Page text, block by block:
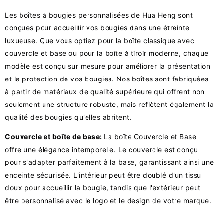
Les boîtes à bougies personnalisées de Hua Heng sont
conçues pour accueillir vos bougies dans une étreinte
luxueuse. Que vous optiez pour la boîte classique avec
couvercle et base ou pour la boîte à tiroir moderne, chaque
modèle est conçu sur mesure pour améliorer la présentation
et la protection de vos bougies. Nos boîtes sont fabriquées
à partir de matériaux de qualité supérieure qui offrent non
seulement une structure robuste, mais reflètent également la
qualité des bougies qu'elles abritent.
Couvercle et boîte de base: La boîte Couvercle et Base
offre une élégance intemporelle. Le couvercle est conçu
pour s'adapter parfaitement à la base, garantissant ainsi une
enceinte sécurisée. L'intérieur peut être doublé d'un tissu
doux pour accueillir la bougie, tandis que l'extérieur peut
être personnalisé avec le logo et le design de votre marque.